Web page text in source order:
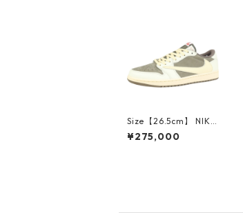
Size【26.5cm】 NIKE
ナイキ ×Travis Scott
AIR JORDAN 1 LOW
¥275,000